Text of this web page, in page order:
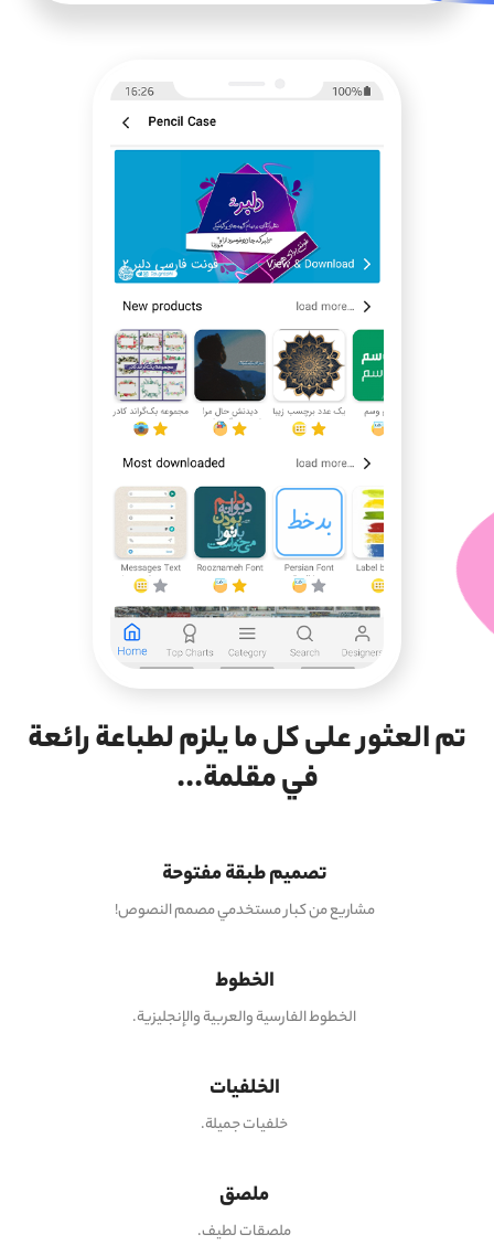
تم العثور على كل ما يلزم لطباعة رائعة
في مقلمة...
تصميم طبقة مفتوحة
مشاريع من كبار مستخدمي مصمم النصوص!
الخطوط
الخطوط الفارسية والعربية والإنجليزية.
الخلفيات
خلفيات جميلة.
ملصق
ملصقات لطيف.